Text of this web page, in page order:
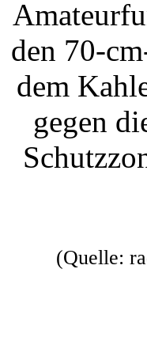
den 70-
dem
gegen
(Quelle: